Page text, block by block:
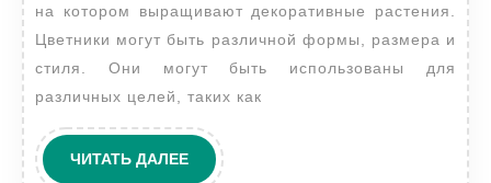
на котором выращивают декоративные растения.
Цветники могут быть различной формы, размера и
стиля. Они могут быть использованы для
различных целей, таких как
ЧИТАТЬ ДАЛЕЕЧИТАТЬ